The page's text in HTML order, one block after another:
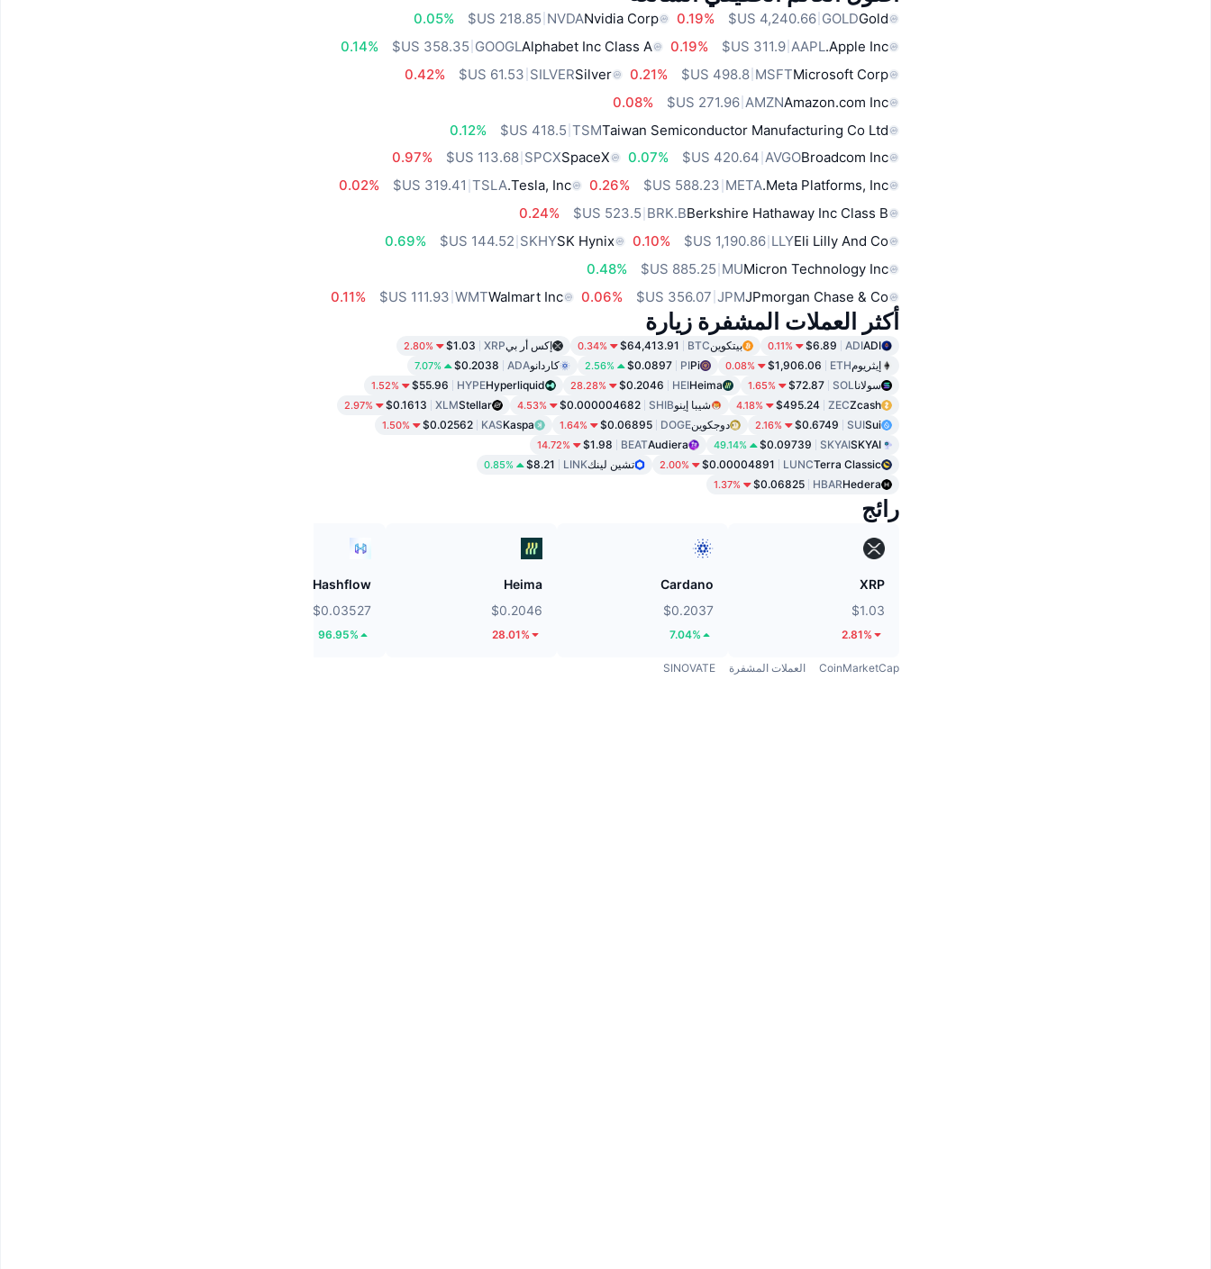
Gold
GOLD
‏‏4,240.66 US$
0.19%
Nvidia Corp
NVDA
0.05%
Apple Inc.
AAPL
‏311.9 US$
0.19%
Alphabet Inc Class A
GOOGL
0.14%
Microsoft Corp
MSFT
‏498.8 US$
0.21%
Silver
SILVER
0.42%
Amazon.com Inc
AMZN
‏271.96 US$
0.08%
Taiwan Semiconductor Manufacturing Co Ltd
TSM
0.12%
Broadcom Inc
AVGO
0.07%
SpaceX
SPCX
‏113.68 US$
0.97%
Meta Platforms, Inc.
META
0.26%
Tesla, Inc.
TSLA
0.02%
Berkshire Hathaway Inc Class B
BRK.B
0.24%
Eli Lilly And Co
LLY
‏‏1,190.86 US$
0.10%
SK Hynix
SKHY
0.69%
Micron Technology Inc
MU
0.48%
JPmorgan Chase & Co
JPM
0.06%
Walmart Inc
WMT
0.11%
أكثر العملات المشفرة زيارة
ADI
ADI
$6.89
0.11% بيتكوينBTC
$64,413.91
0.34% إكس أر بيXRP
$1.03
2.80%
إيثريومETH
$1,906.06
0.08%
Pi
PI
$0.0897
2.56% كاردانوADA
$0.2038
7.07%
سولانا SOL
$72.87
1.65%
Heima
HEI
$0.2046
28.28%
Hyperliquid
HYPE
$55.96
1.52%
Zcash
ZEC
$495.24
4.18% شيبا إينوSHIB
$0.000004682
4.53%
Stellar
XLM
$0.1613
2.97%
Sui
SUI
$0.6749
2.16% دوجكوينDOGE
$0.06895
1.64%
Kaspa
KAS
$0.02562
1.50%
SKYAI
SKYAI
$0.09739
49.14%
Audiera
BEAT
$1.98
14.72%
Terra Classic
LUNC
$0.00004891
2.00% تشين لينكLINK
$8.21
0.85%
Hedera
HBAR
$0.06825
1.37%
رائج
XRP
$1.03
2.81%
Cardano
$0.2037
7.04%
Heima
$0.2046
28.01%
Hashflow
$0.03527
96.95%
CoinMarketCap العملات المشفرة SINOVATE